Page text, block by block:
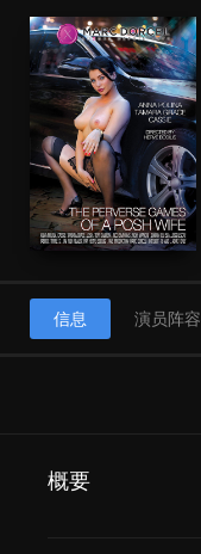
信息 演员阵容
概要